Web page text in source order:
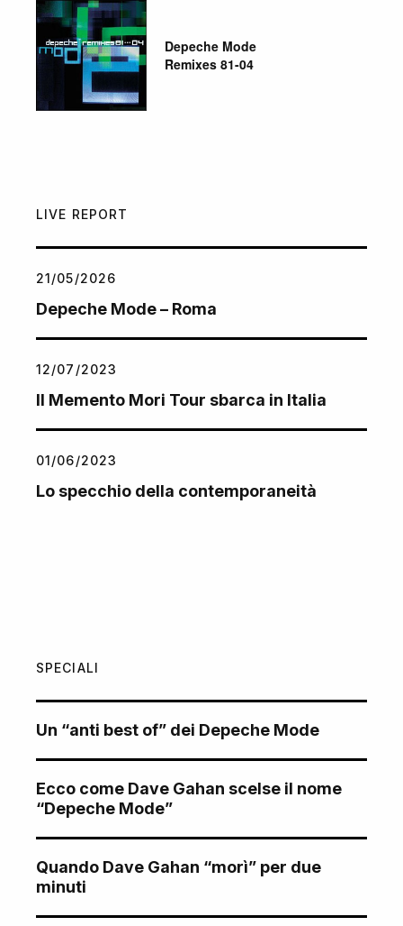
Depeche Mode
Remixes 81-04
LIVE REPORT
21/05/2026
Depeche Mode – Roma
12/07/2023
Il Memento Mori Tour sbarca in Italia
01/06/2023
Lo specchio della contemporaneità
SPECIALI
Un “anti best of” dei Depeche Mode
Ecco come Dave Gahan scelse il nome
“Depeche Mode”
Quando Dave Gahan “morì” per due
minuti